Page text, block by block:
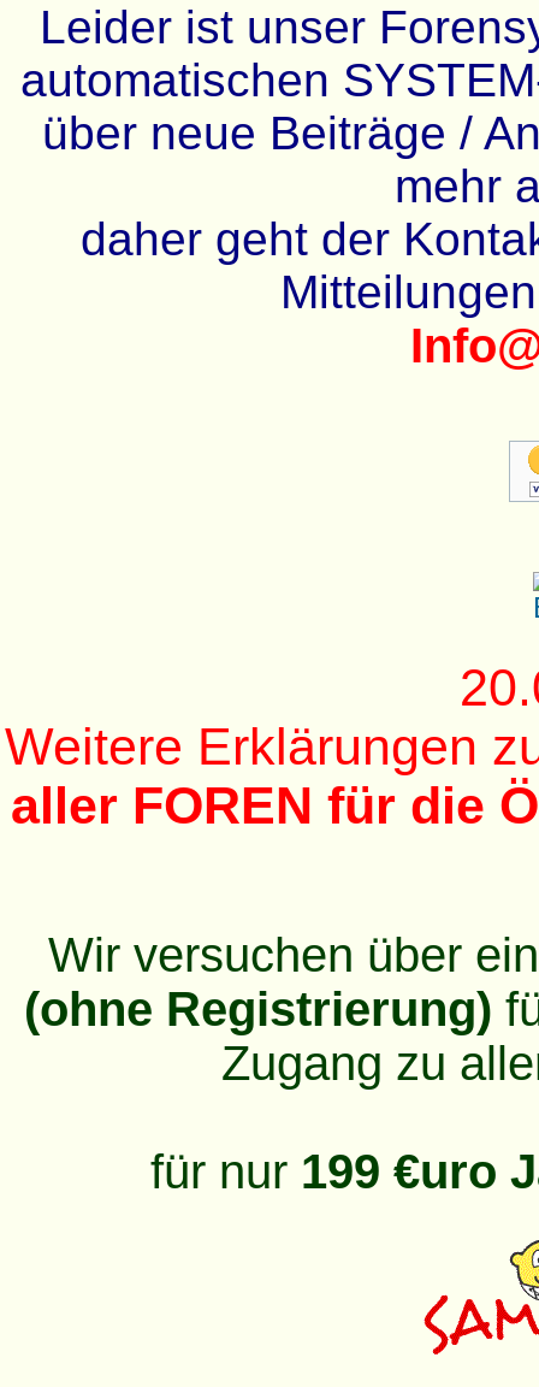
Leider ist unser
automatischen
über neue Beiträge /
mehr
daher geht der
Weitere Erklärungen
aller FOREN für die
Wir versuchen über
(ohne Registrierung)
Zugang zu
für nur 199 €uro